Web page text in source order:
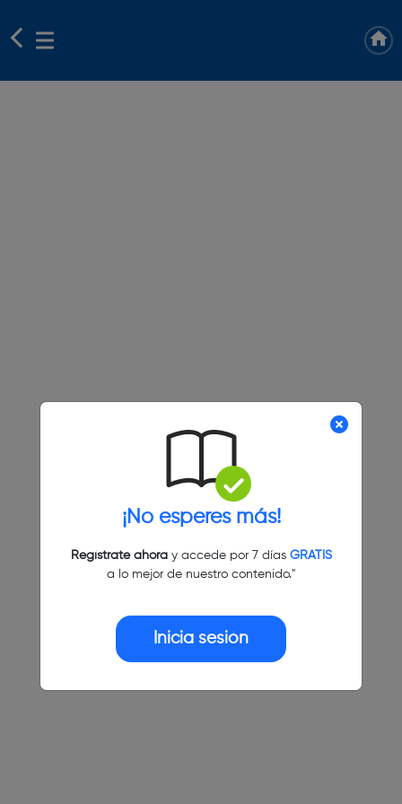
¡No esperes más!
Regístrate ahoray accede por 7 días GRATIS
a lo mejor de nuestro contenido."
Inicia sesión